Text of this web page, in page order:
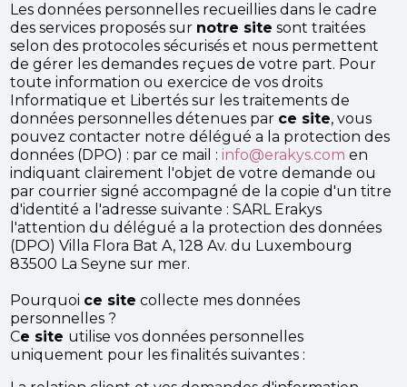
Les données personnelles recueillies dans le cadre
des services proposés sur notre site sont traitées
selon des protocoles sécurisés et nous permettent
de gérer les demandes reçues de votre part. Pour
toute information ou exercice de vos droits
Informatique et Libertés sur les traitements de
données personnelles détenues par ce site, vous
pouvez contacter notre délégué a la protection des
données (DPO) : par ce mail : info@erakys.com en
indiquant clairement l'objet de votre demande ou
par courrier signé accompagné de la copie d'un titre
d'identité a l'adresse suivante : SARL Erakys
l'attention du délégué a la protection des données
(DPO) Villa Flora Bat A, 128 Av. du Luxembourg
83500 La Seyne sur mer.
Pourquoi ce site collecte mes données
personnelles ?
Ce site utilise vos données personnelles
uniquement pour les finalités suivantes :